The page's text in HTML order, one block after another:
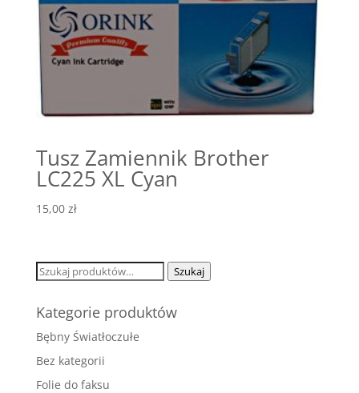
Tusz Zamiennik Brother
LC225 XL Cyan
15,00 zł
Szukaj: Szukaj
Kategorie produktów
Bębny Światłoczułe
Bez kategorii
Folie do faksu